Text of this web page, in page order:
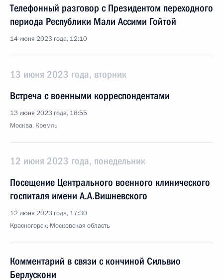
Телефонный разговор с Президентом переходного
периода Республики Мали Ассими Гойтой
14 июня 2023 года, 12:10
13 июня 2023 года, вторник
Встреча с военными корреспондентами
13 июня 2023 года, 18:55
Москва, Кремль
12 июня 2023 года, понедельник
Посещение Центрального военного клинического
госпиталя имени А.А.Вишневского
12 июня 2023 года, 17:30
Красногорск, Московская область
Комментарий в связи с кончиной Сильвио
Берлускони